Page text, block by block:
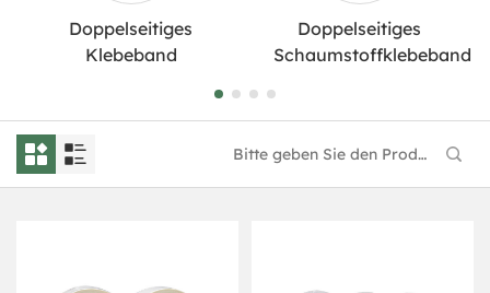
Doppelseitiges
Klebeband
Doppelseitiges
Schaumstoffklebeband